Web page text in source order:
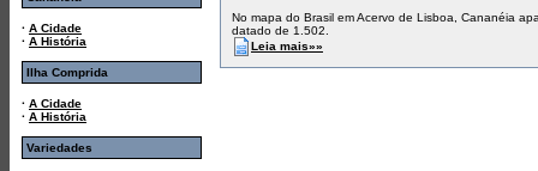
· A Cidade
· A História
Ilha Comprida
· A Cidade
· A História
Variedades
No mapa do Brasil em Acervo de Lisboa, Cananéia
datado de 1.502.
Leia mais»»